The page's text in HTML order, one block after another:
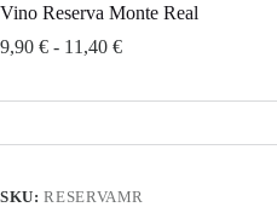
Vino Reserva Monte Real
9,90 € - 11,40 €Rango
SKU:RESERVAMR